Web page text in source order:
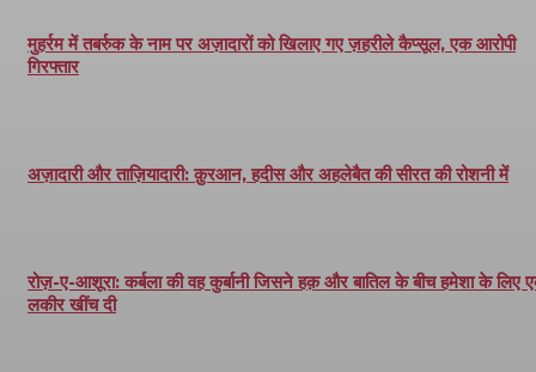
मुहर्रम में तबर्रुक के नाम पर अज़ादारों को खिलाए गए ज़हरीले कैप्सूल, एक आरोपी
गिरफ्तार
अज़ादारी और ताज़ियादारी: क़ुरआन, हदीस और अहलेबैत की सीरत की रोशनी में
रोज़-ए-आशूरा: कर्बला की वह कुर्बानी जिसने हक़ और बातिल के बीच हमेशा के लिए
लकीर खींच दी